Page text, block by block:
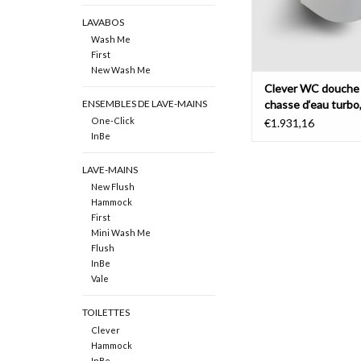
LAVABOS
Wash Me
First
New Wash Me
ENSEMBLES DE LAVE-MAINS
One-Click
InBe
LAVE-MAINS
New Flush
Hammock
First
Mini Wash Me
Flush
InBe
Vale
TOILETTES
Clever
Hammock
AJOUTER AU
Clever WC douche
chasse d‘eau turbo,
céramique blanc
€1.931,16